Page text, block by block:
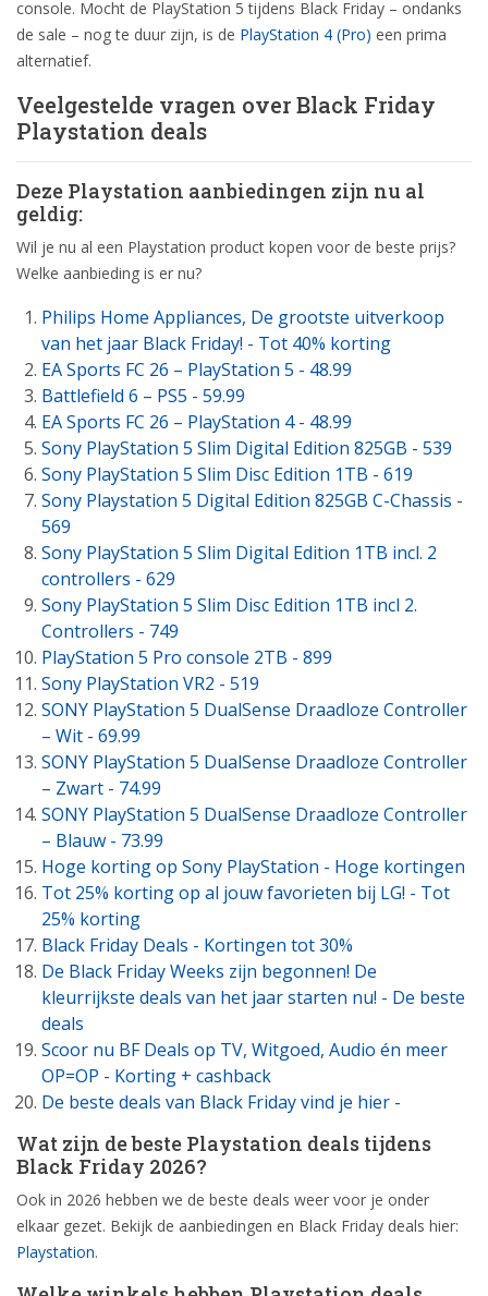
console. Mocht de PlayStation 5 tijdens Black Friday – ondanks
de sale – nog te duur zijn, is de PlayStation 4 (Pro) een prima
alternatief.
Veelgestelde vragen over Black Friday
Playstation deals
Deze Playstation aanbiedingen zijn nu al
geldig:
Wil je nu al een Playstation product kopen voor de beste prijs?
Welke aanbieding is er nu?
Philips Home Appliances, De grootste uitverkoop
van het jaar Black Friday! - Tot 40% korting
EA Sports FC 26 – PlayStation 5 - 48.99
Battlefield 6 – PS5 - 59.99
EA Sports FC 26 – PlayStation 4 - 48.99
Sony PlayStation 5 Slim Digital Edition 825GB - 539
Sony PlayStation 5 Slim Disc Edition 1TB - 619
Sony Playstation 5 Digital Edition 825GB C-Chassis -
569
Sony PlayStation 5 Slim Digital Edition 1TB incl. 2
controllers - 629
Sony PlayStation 5 Slim Disc Edition 1TB incl 2.
Controllers - 749
PlayStation 5 Pro console 2TB - 899
Sony PlayStation VR2 - 519
SONY PlayStation 5 DualSense Draadloze Controller
– Wit - 69.99
SONY PlayStation 5 DualSense Draadloze Controller
– Zwart - 74.99
SONY PlayStation 5 DualSense Draadloze Controller
– Blauw - 73.99
Hoge korting op Sony PlayStation - Hoge kortingen
Tot 25% korting op al jouw favorieten bij LG! - Tot
25% korting
Black Friday Deals - Kortingen tot 30%
De Black Friday Weeks zijn begonnen! De
kleurrijkste deals van het jaar starten nu! - De beste
deals
Scoor nu BF Deals op TV, Witgoed, Audio én meer
OP=OP - Korting + cashback
De beste deals van Black Friday vind je hier -
Wat zijn de beste Playstation deals tijdens
Black Friday 2026?
Ook in 2026 hebben we de beste deals weer voor je onder
elkaar gezet. Bekijk de aanbiedingen en Black Friday deals hier:
Playstation.